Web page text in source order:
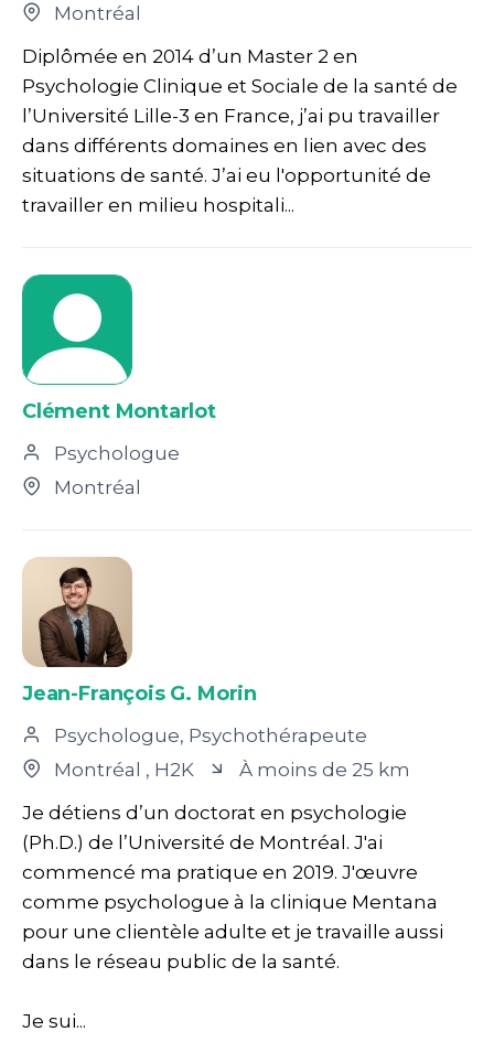
Montréal
Diplômée en 2014 d’un Master 2 en
Psychologie Clinique et Sociale de la santé de
l’Université Lille-3 en France, j’ai pu travailler
dans différents domaines en lien avec des
situations de santé. J’ai eu l'opportunité de
travailler en milieu hospitali...
Clément Montarlot
Psychologue
Montréal
Jean-François G. Morin
Psychologue, Psychothérapeute
Montréal , H2K
À moins de 25 km
Je détiens d’un doctorat en psychologie
(Ph.D.) de l’Université de Montréal. J'ai
commencé ma pratique en 2019. J'œuvre
comme psychologue à la clinique Mentana
pour une clientèle adulte et je travaille aussi
dans le réseau public de la santé.
Je sui...